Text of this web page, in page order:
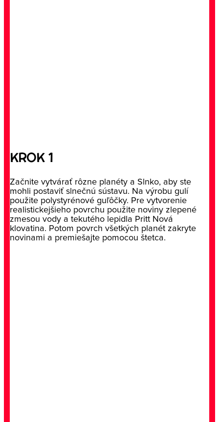
KROK 1
Začnite vytvárať rôzne planéty a Slnko, aby ste
mohli postaviť slnečnú sústavu. Na výrobu gulí
použite polystyrénové guľôčky. Pre vytvorenie
realistickejšieho povrchu použite noviny zlepené
zmesou vody a tekutého lepidla Pritt Nová
klovatina. Potom povrch všetkých planét zakryte
novinami a premiešajte pomocou štetca.